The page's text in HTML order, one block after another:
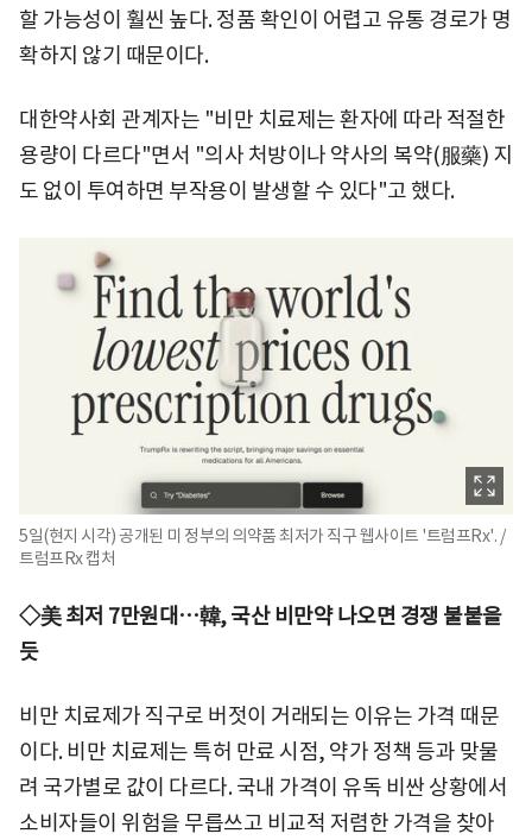
할 가능성이 훨씬 높다. 정품 확인이 어렵고 유통 경로가 명
확하지 않기 때문이다.
대한약사회 관계자는 "비만 치료제는 환자에 따라 적절한
용량이 다르다"면서 "의사 처방이나 약사의 복약(服藥) 지
도 없이 투여하면 부작용이 발생할 수 있다"고 했다.
5일(현지 시각) 공개된 미 정부의 의약품 최저가 직구 웹사이트 '트럼프Rx'. /
트럼프Rx 캡처
◇美 최저 7만원대…韓, 국산 비만약 나오면 경쟁 불붙을
듯
비만 치료제가 직구로 버젓이 거래되는 이유는 가격 때문
이다. 비만 치료제는 특허 만료 시점, 약가 정책 등과 맞물
려 국가별로 값이 다르다. 국내 가격이 유독 비싼 상황에서
소비자들이 위험을 무릅쓰고 비교적 저렴한 가격을 찾아